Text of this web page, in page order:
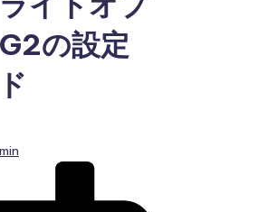
の設定